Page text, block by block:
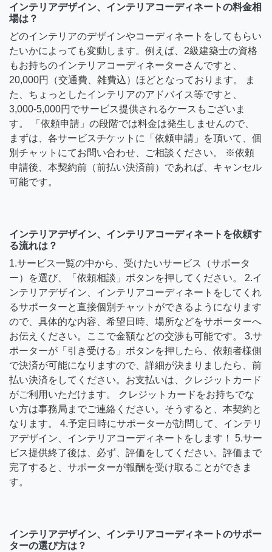
インテリアデザイン、インテリアコーディネートの料金相
場は？
どのインテリアのデザインやコーディネートをしてもらい
たいかによっても変動します。例えば、2級建築士の資格
もお持ちのインテリアコーディネーターさんですと、
20,000円（交通費、雑費込）ほどとなっております。 ま
た、ちょっとしたインテリアのアドバイス等ですと、
3,000-5,000円でサービス提供されるケースもございま
す。 「依頼申請」の段階では料金は発生しませんので、
まずは、各サービスチケットに「依頼申請」を頂いて、個
別チャットにてお問い合わせ、ご相談ください。 ※依頼
申請後、本契約前（前払い決済前）であれば、キャンセル
可能です。
インテリアデザイン、インテリアコーディネートを依頼す
る流れは？
1.サービス一覧の中から、受けたいサービス（サポータ
ー）を選び、「依頼相談」ボタンを押してください。 2.イ
ンテリアデザイン、インテリアコーディネートをしてくれ
るサポーターと直接個別チャットができるようになります
ので、具体的な内容、希望日時、場所などをサポーターへ
お伝えください。ここで金額などの交渉も可能です。 3.サ
ポーターが「引き受ける」ボタンを押したら、依頼者様側
で決済が可能になりますので、詳細が決まりましたら、前
払い決済をしてください。お支払いは、クレジットカード
がご利用いただけます。 クレジットカードをお持ちでな
い方は事務局までご連絡ください。そうすると、本契約と
なります。 4.予定日時にサポーターが訪問して、インテリ
アデザイン、インテリアコーディネートをします！ 5.サー
ビス提供終了後は、必ず、評価をしてください。評価まで
完了すると、サポーターが報酬を受け取ることができま
す。
インテリアデザイン、インテリアコーディネートのサポー
ターの選び方は？